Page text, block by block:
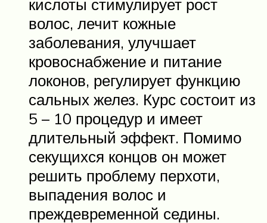
кислоты стимулирует рост
волос, лечит кожные
заболевания, улучшает
кровоснабжение и питание
локонов, регулирует функцию
сальных желез. Курс состоит из
5 – 10 процедур и имеет
длительный эффект. Помимо
секущихся концов он может
решить проблему перхоти,
выпадения волос и
преждевременной седины.